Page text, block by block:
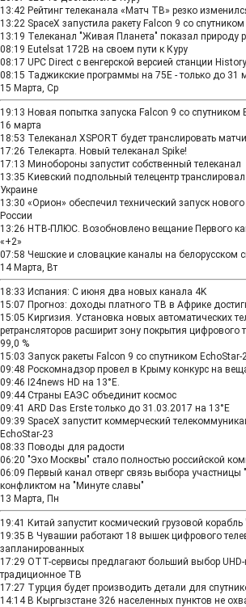
13:42 Рейтинг телеканала «Матч ТВ» резко
13:22 SpaceX запустила ракету Falcon 9 со
13:19 Телеканал "Живая Планета" показал природу
08:19 Eutelsat 172B на своем пути к Куру
08:17 UPC Direct с венгерской версией станции History
08:15 Таджикские программы на 75E - только до 31
15 Марта, Ср
19:13 Новая попытка запуска Falcon 9 со спутником
16 марта
18:53 Телеканал XSPORT будет транслировать
17:26 Телекарта. Новый телеканал Spike!
17:13 Минобороны запустит собственный телеканал
13:35 Киевский подпольный телецентр
Украине
13:30 «Орион» обеспечил технический запуск
России
13:26 НТВ-ПЛЮС. Возобновлено вещание Первого
«+2»
07:58 Чешские и словацкие каналы на белорусском
14 Марта, Вт
18:33 Испания: С июня два новых канала 4K
15:07 Прогноз: доходы платного ТВ в Африке
15:05 Киргизия. Установка новых автоматических
ретрансляторов расширит зону покрытия
99,0 %
15:03 Запуск ракеты Falcon 9 со спутником EchoStar-
09:48 Роскомнадзор провел в Крыму конкурс на
09:46 I24news HD на 13°Е.
09:44 Страны ЕАЭС объединит космос
09:41 ARD Das Erste только до 31.03.2017 на 13°E
09:39 SpaceX запустит коммерческий
EchoStar-23
08:33 Поводы для радости
06:20 "Эхо Москвы" стало полностью российской
06:09 Первый канал отверг связь выбора участницы
конфликтом на "Минуте славы"
13 Марта, Пн
19:41 Китай запустит космический грузовой
19:35 В Чувашии работают 18 вышек цифрового
запланированных
17:29 OTT-сервисы предлагают больший выбор UHD-
традиционное ТВ
17:27 Турция будет производить детали для
14:14 В Кыргызстане 326 населенных пунктов не